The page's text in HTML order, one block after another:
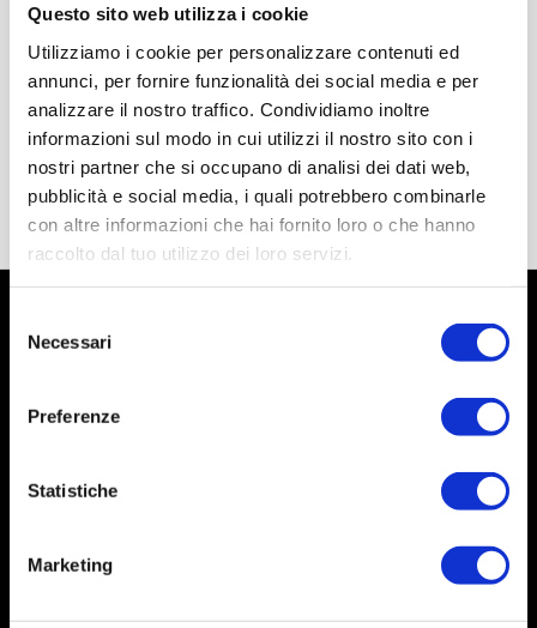
Questo sito web utilizza i cookie
Utilizziamo i cookie per personalizzare contenuti ed
annunci, per fornire funzionalità dei social media e per
analizzare il nostro traffico. Condividiamo inoltre
informazioni sul modo in cui utilizzi il nostro sito con i
nostri partner che si occupano di analisi dei dati web,
pubblicità e social media, i quali potrebbero combinarle
con altre informazioni che hai fornito loro o che hanno
raccolto dal tuo utilizzo dei loro servizi.
delNecessari
Preferenze
Statistiche
Marketing